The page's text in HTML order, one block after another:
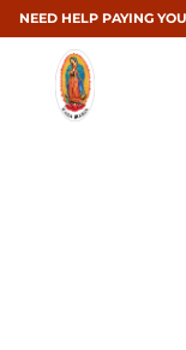
NEED HELP PAYING